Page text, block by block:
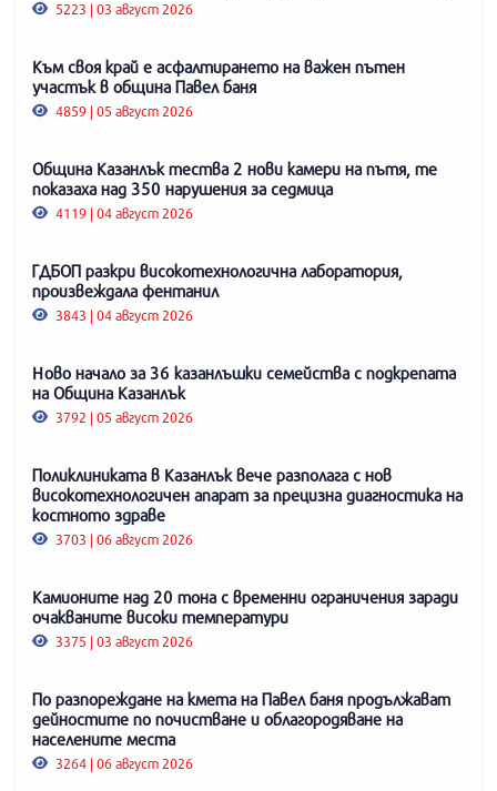
5223 | 03 август 2026
Към своя край е асфалтирането на важен пътен
участък в община Павел баня
4859 | 05 август 2026
Община Казанлък тества 2 нови камери на пътя, те
показаха над 350 нарушения за седмица
4119 | 04 август 2026
ГДБОП разкри високотехнологична лаборатория,
произвеждала фентанил
3843 | 04 август 2026
Ново начало за 36 казанлъшки семейства с подкрепата
на Община Казанлък
3792 | 05 август 2026
Поликлиниката в Казанлък вече разполага с нов
високотехнологичен апарат за прецизна диагностика на
костното здраве
3703 | 06 август 2026
Камионите над 20 тона с временни ограничения заради
очакваните високи температури
3375 | 03 август 2026
По разпореждане на кмета на Павел баня продължават
дейностите по почистване и облагородяване на
населените места
3264 | 06 август 2026